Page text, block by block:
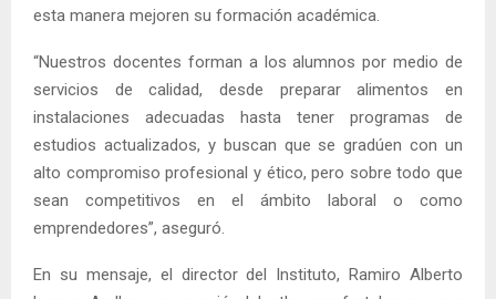
esta manera mejoren su formación académica.
“Nuestros docentes forman a los alumnos por medio de
servicios de calidad, desde preparar alimentos en
instalaciones adecuadas hasta tener programas de
estudios actualizados, y buscan que se gradúen con un
alto compromiso profesional y ético, pero sobre todo que
sean competitivos en el ámbito laboral o como
emprendedores”, aseguró.
En su mensaje, el director del Instituto, Ramiro Alberto